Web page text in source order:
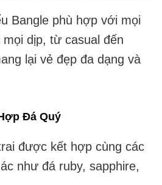
Bangle phù hợp với mọi
dịp, từ casual đến
lại vẻ đẹp đa dạng và
Đá Quý
được kết hợp cùng các
như đá ruby, sapphire,